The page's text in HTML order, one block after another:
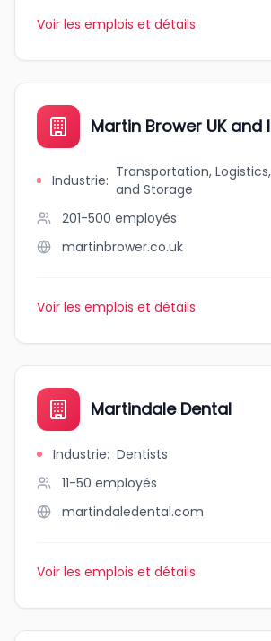
Voir les emplois et détails
Martin Brower UK and
Industrie: Transportation,
and Storage
201-500 employés
martinbrower.co.uk
Voir les emplois et détails
Martindale Dental
Industrie: Dentists
11-50 employés
martindaledental.com
Voir les emplois et détails